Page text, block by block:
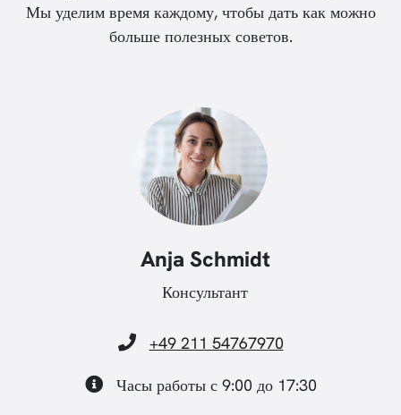
Мы уделим время каждому, чтобы дать как можно
больше полезных советов.
Anja Schmidt
Консультант
+49 211 54767970
Часы работы с 9:00 до 17:30